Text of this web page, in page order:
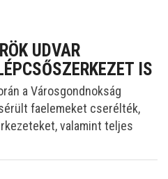
UDVAR
IS
a Városgondnokság
faelemeket cserélték,
valamint teljes